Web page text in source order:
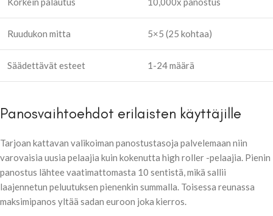
Ruudukon mitta 5×5 (25 kohtaa)
Säädettävät esteet 1-24 määrä
Panosvaihtoehdot erilaisten käyttäjille
Tarjoan kattavan valikoiman panostustasoja palvelemaan niin
varovaisia uusia pelaajia kuin kokenutta high roller -pelaajia. Pienin
panostus lähtee vaatimattomasta 10 sentistä, mikä sallii
laajennetun peluutuksen pienenkin summalla. Toisessa reunassa
maksimipanos yltää sadan euroon joka kierros.